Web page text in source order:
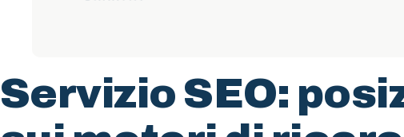
Servizio SEO: